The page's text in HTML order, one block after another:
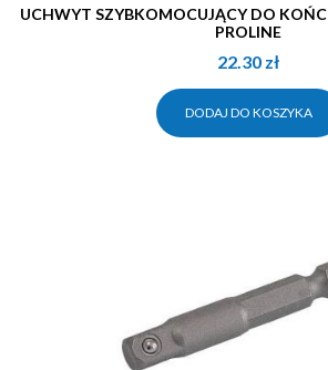
UCHWYT SZYBKOMOCUJĄCY DO KOŃCÓWEK 1/4″, 150MM,
PROLINE
22.30 zł
DODAJ DO KOSZYKA